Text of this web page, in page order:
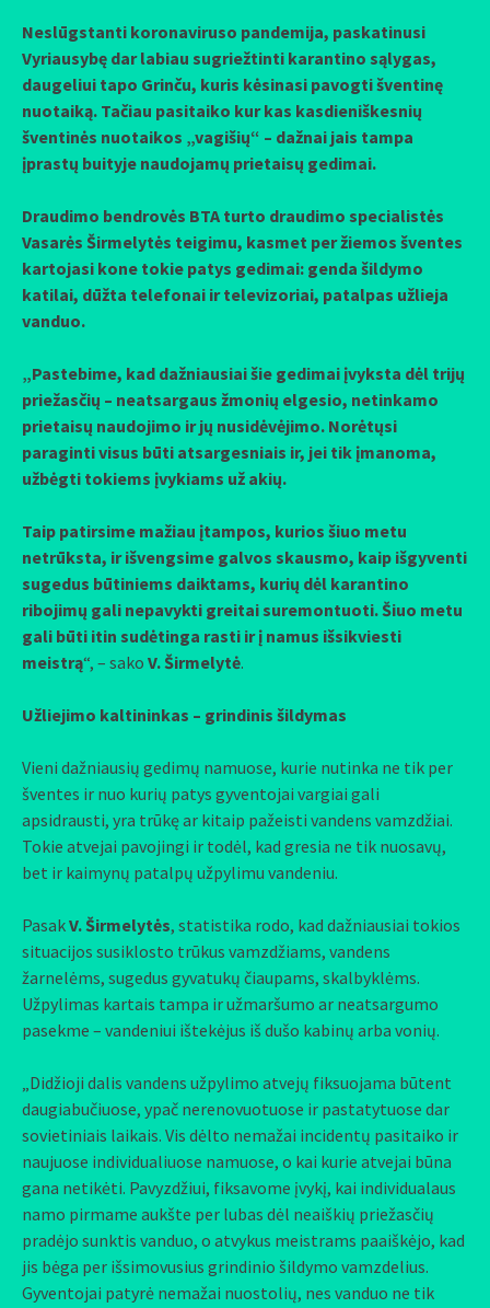
Neslūgstanti koronaviruso pandemija, paskatinusi
Vyriausybę dar labiau sugriežtinti karantino sąlygas,
daugeliui tapo Grinču, kuris kėsinasi pavogti šventinę
nuotaiką. Tačiau pasitaiko kur kas kasdieniškesnių
šventinės nuotaikos „vagišių“ – dažnai jais tampa
įprastų buityje naudojamų prietaisų gedimai.
Draudimo bendrovės BTA turto draudimo specialistės
Vasarės Širmelytės teigimu, kasmet per žiemos šventes
kartojasi kone tokie patys gedimai: genda šildymo
katilai, dūžta telefonai ir televizoriai, patalpas užlieja
vanduo.
„Pastebime, kad dažniausiai šie gedimai įvyksta dėl trijų
priežasčių – neatsargaus žmonių elgesio, netinkamo
prietaisų naudojimo ir jų nusidėvėjimo. Norėtųsi
paraginti visus būti atsargesniais ir, jei tik įmanoma,
užbėgti tokiems įvykiams už akių.
Taip patirsime mažiau įtampos, kurios šiuo metu
netrūksta, ir išvengsime galvos skausmo, kaip išgyventi
sugedus būtiniems daiktams, kurių dėl karantino
ribojimų gali nepavykti greitai suremontuoti. Šiuo metu
gali būti itin sudėtinga rasti ir į namus išsikviesti
meistrą“, – sako V. Širmelytė.
Užliejimo kaltininkas – grindinis šildymas
Vieni dažniausių gedimų namuose, kurie nutinka ne tik per
šventes ir nuo kurių patys gyventojai vargiai gali
apsidrausti, yra trūkę ar kitaip pažeisti vandens vamzdžiai.
Tokie atvejai pavojingi ir todėl, kad gresia ne tik nuosavų,
bet ir kaimynų patalpų užpylimu vandeniu.
PasakV. Širmelytės, statistika rodo, kad dažniausiai tokios
situacijos susiklosto trūkus vamzdžiams, vandens
žarnelėms, sugedus gyvatukų čiaupams, skalbyklėms.
Užpylimas kartais tampa ir užmaršumo ar neatsargumo
pasekme – vandeniui ištekėjus iš dušo kabinų arba vonių.
„Didžioji dalis vandens užpylimo atvejų fiksuojama būtent
daugiabučiuose, ypač nerenovuotuose ir pastatytuose dar
sovietiniais laikais. Vis dėlto nemažai incidentų pasitaiko ir
naujuose individualiuose namuose, o kai kurie atvejai būna
gana netikėti. Pavyzdžiui, fiksavome įvykį, kai individualaus
namo pirmame aukšte per lubas dėl neaiškių priežasčių
pradėjo sunktis vanduo, o atvykus meistrams paaiškėjo, kad
jis bėga per išsimovusius grindinio šildymo vamzdelius.
Gyventojai patyrė nemažai nuostolių, nes vanduo ne tik